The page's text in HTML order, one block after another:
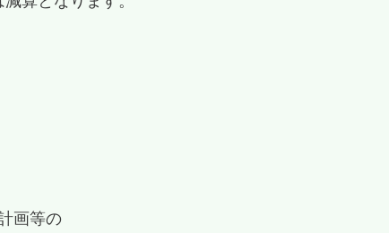
画等の